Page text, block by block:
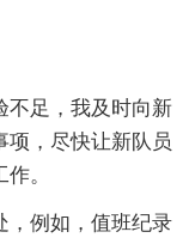
不足，我及时向新
项，尽快让新队员
。
，例如，值班纪录